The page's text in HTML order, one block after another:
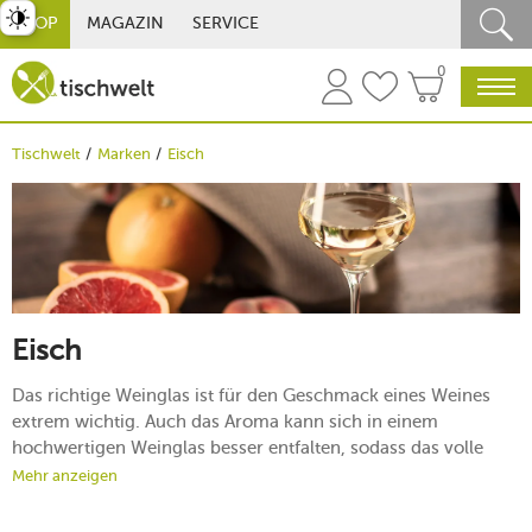
SHOP MAGAZIN SERVICE
0
Tischwelt Marken Eisch
Eisch
Das richtige Weinglas ist für den Geschmack eines Weines
extrem wichtig. Auch das Aroma kann sich in einem
hochwertigen Weinglas besser entfalten, sodass das volle
Potenzial des Getränks zum Tragen kommt. Mit den
Mehr anzeigen
umschalten